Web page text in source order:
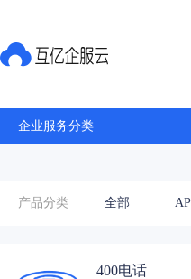
企业服务分类
产品分类 全部
400电话